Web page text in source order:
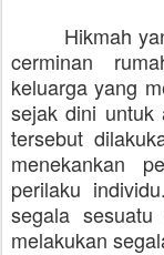
Hikmah
cerminan
keluarga yang
sejak dini untuk
tersebut
menekankan
perilaku
segala
melakukan